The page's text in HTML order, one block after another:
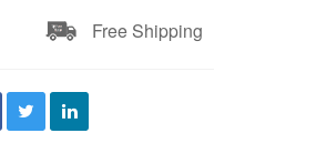
Free Shipping